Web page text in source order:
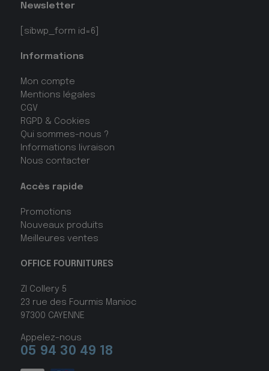
Newsletter
[sibwp_form id=6]
Informations
Mon compte
Mentions légales
CGV
RGPD & Cookies
Qui sommes-nous ?
Informations livraison
Nous contacter
Accès rapide
Promotions
Nouveaux produits
Meilleures ventes
OFFICE FOURNITURES
ZI Collery 5
23 rue des Fourmis Manioc
97300 CAYENNE
Appelez-nous
05 94 30 49 18